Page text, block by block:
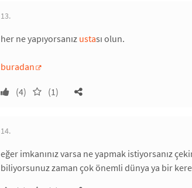
13.
her ne yapıyorsanız ustası olun.
buradan
(4) (1)
14.
eğer imkanınız varsa ne yapmak istiyorsanız
biliyorsunuz zaman çok önemli dünya ya bir